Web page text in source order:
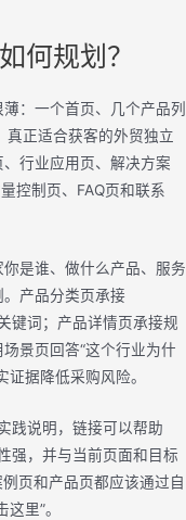
何规划？
：一个首页、几个产品列
真正适合获客的外贸独立
行业应用页、解决方案
控制页、FAQ页和联系
是谁、做什么产品、服务
产品分类页承接
键词；产品详情页承接规
景页回答“这个行业为什
据降低采购风险。
践说明，链接可以帮助
强，并与当前页面和目标
页和产品页都应该通过自
里”。